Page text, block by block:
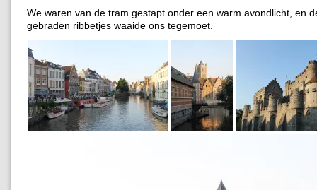
We waren van de tram gestapt onder een warm avondlicht, en
gebraden ribbetjes waaide ons tegemoet.